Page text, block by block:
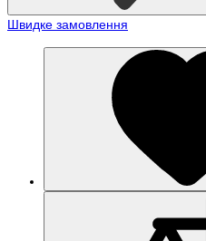
Швидке замовлення